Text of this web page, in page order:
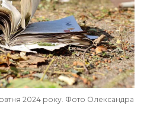
2024 року. Фото Олександра